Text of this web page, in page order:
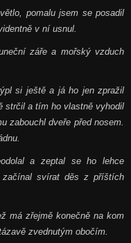
pomalu jsem se posadil
v ní usnul.
záře a mořský vzduch
si ještě a já ho jen zpražil
strčil a tím ho vlastně vyhodil
zabouchl dveře před nosem.
a zeptal se ho lehce
začínal svírat děs z příštích
má zřejmě konečně na kom
zvednutým obočím.